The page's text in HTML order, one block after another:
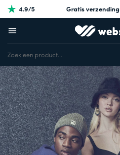
4.9/5 Gratis verzending